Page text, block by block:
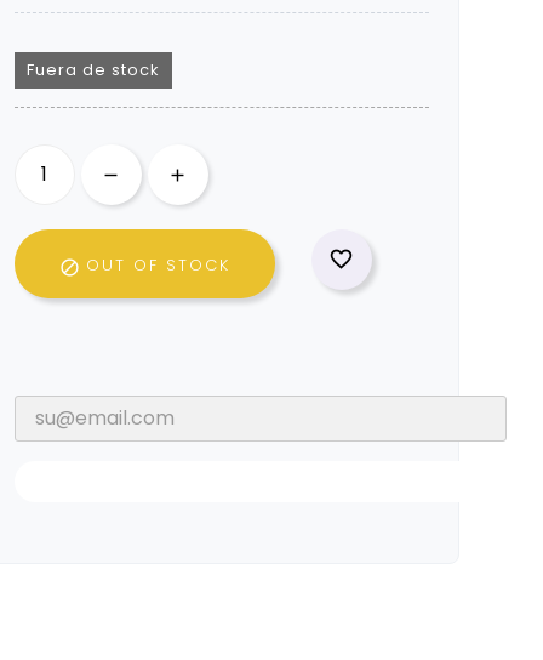
Fuera de stock
 OUT OF STOCK 